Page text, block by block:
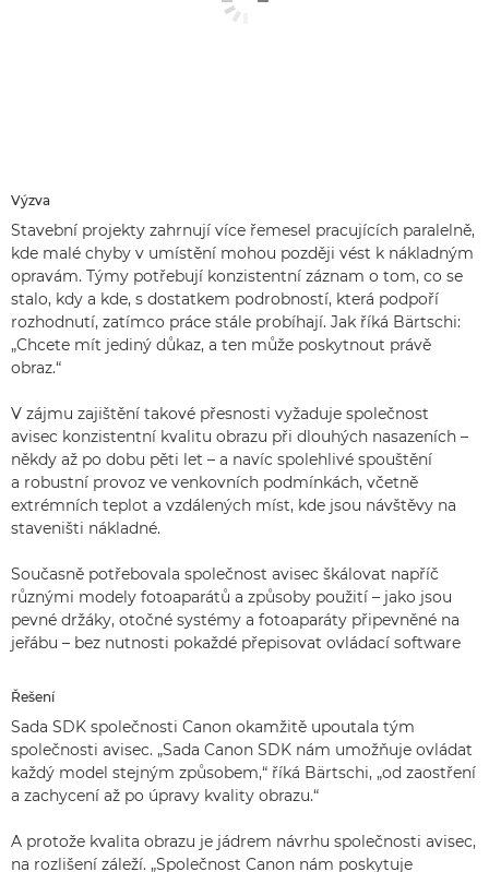
Výzva
Stavební projekty zahrnují více řemesel pracujících paralelně,
kde malé chyby v umístění mohou později vést k nákladným
opravám. Týmy potřebují konzistentní záznam o tom, co se
stalo, kdy a kde, s dostatkem podrobností, která podpoří
rozhodnutí, zatímco práce stále probíhají. Jak říká Bärtschi:
„Chcete mít jediný důkaz, a ten může poskytnout právě
obraz.“
V zájmu zajištění takové přesnosti vyžaduje společnost
avisec konzistentní kvalitu obrazu při dlouhých nasazeních –
někdy až po dobu pěti let – a navíc spolehlivé spouštění
a robustní provoz ve venkovních podmínkách, včetně
extrémních teplot a vzdálených míst, kde jsou návštěvy na
staveništi nákladné.
Současně potřebovala společnost avisec škálovat napříč
různými modely fotoaparátů a způsoby použití – jako jsou
pevné držáky, otočné systémy a fotoaparáty připevněné na
jeřábu – bez nutnosti pokaždé přepisovat ovládací software
Řešení
Sada SDK společnosti Canon okamžitě upoutala tým
společnosti avisec. „Sada Canon SDK nám umožňuje ovládat
každý model stejným způsobem,“ říká Bärtschi, „od zaostření
a zachycení až po úpravy kvality obrazu.“
A protože kvalita obrazu je jádrem návrhu společnosti avisec,
na rozlišení záleží. „Společnost Canon nám poskytuje